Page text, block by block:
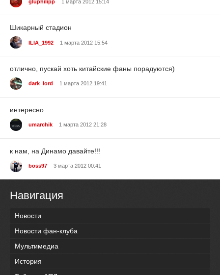
gluphilipp 1 марта 2012 15:14
Шикарный стадион
ILIA_1992 1 марта 2012 15:54
отлично, пускай хоть китайские фаны порадуются)
dark_lord 1 марта 2012 19:41
интересно
umarchik 1 марта 2012 21:28
к нам, на Динамо давайте!!!
boss97 3 марта 2012 00:41
Навигация
Новости
Новости фан-клуба
Мультимедиа
История